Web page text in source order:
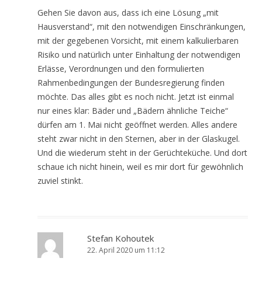
Gehen Sie davon aus, dass ich eine Lösung „mit
Hausverstand“, mit den notwendigen Einschränkungen,
mit der gegebenen Vorsicht, mit einem kalkulierbaren
Risiko und natürlich unter Einhaltung der notwendigen
Erlässe, Verordnungen und den formulierten
Rahmenbedingungen der Bundesregierung finden
möchte. Das alles gibt es noch nicht. Jetzt ist einmal
nur eines klar: Bäder und „Bädern ähnliche Teiche“
dürfen am 1. Mai nicht geöffnet werden. Alles andere
steht zwar nicht in den Sternen, aber in der Glaskugel.
Und die wiederum steht in der Gerüchteküche. Und dort
schaue ich nicht hinein, weil es mir dort für gewöhnlich
zuviel stinkt.
Stefan Kohoutek
22. April 2020 um 11:12